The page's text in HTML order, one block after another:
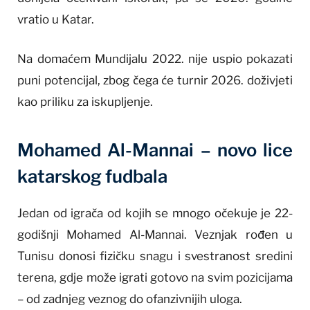
vratio u Katar.
Na domaćem Mundijalu 2022. nije uspio pokazati
puni potencijal, zbog čega će turnir 2026. doživjeti
kao priliku za iskupljenje.
Mohamed Al-Mannai – novo lice
katarskog fudbala
Jedan od igrača od kojih se mnogo očekuje je 22-
godišnji Mohamed Al-Mannai. Veznjak rođen u
Tunisu donosi fizičku snagu i svestranost sredini
terena, gdje može igrati gotovo na svim pozicijama
– od zadnjeg veznog do ofanzivnijih uloga.